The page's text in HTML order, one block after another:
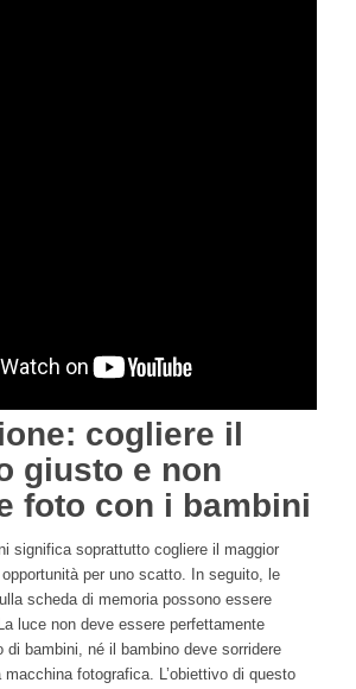
cogliere il
giusto e non
foto con i bambini
significa soprattutto cogliere il maggior
per uno scatto. In seguito, le
scheda di memoria possono essere
luce non deve essere perfettamente
di bambini, né il bambino deve sorridere
fotografica. L’obiettivo di questo